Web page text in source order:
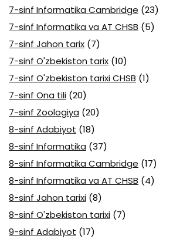
7-sinf Informatika Cambridge (23)
7-sinf Informatika va AT CHSB (5)
7-sinf Jahon tarix (7)
7-sinf O'zbekiston tarix (10)
7-sinf O'zbekiston tarixi CHSB (1)
7-sinf Ona tili (20)
7-sinf Zoologiya (20)
8-sinf Adabiyot (18)
8-sinf Informatika (37)
8-sinf Informatika Cambridge (17)
8-sinf Informatika va AT CHSB (4)
8-sinf Jahon tarixi (8)
8-sinf O'zbekiston tarixi (7)
9-sinf Adabiyot (17)